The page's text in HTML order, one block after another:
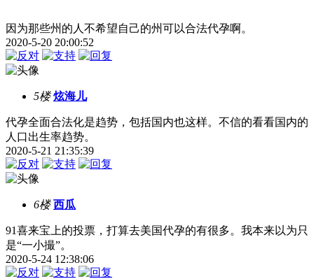
因为那些州的人不希望自己的州可以合法代孕啊。
2020-5-20 20:00:52
5楼 炫海儿
代孕全面合法化是趋势，包括国内也这样。不信的看看国内的
人口出生率趋势。
2020-5-21 21:35:39
6楼 西瓜
91喜来宝上的投票，打算去美国代孕的有很多。我本来以为只
是“一小撮”。
2020-5-24 12:38:06